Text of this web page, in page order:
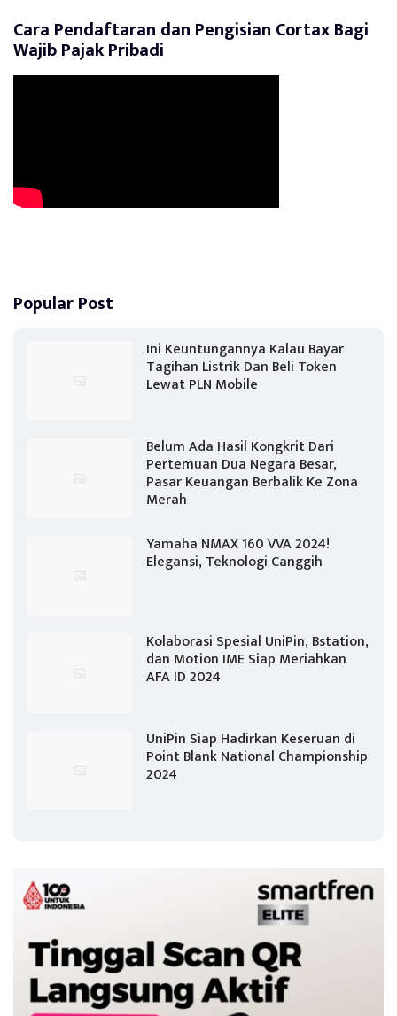
Cara Pendaftaran dan Pengisian Cortax Bagi
Wajib Pajak Pribadi
Popular Post
Ini Keuntungannya Kalau Bayar
Tagihan Listrik Dan Beli Token
Lewat PLN Mobile
Belum Ada Hasil Kongkrit Dari
Pertemuan Dua Negara Besar,
Pasar Keuangan Berbalik Ke Zona
Merah
Yamaha NMAX 160 VVA 2024!
Elegansi, Teknologi Canggih
Kolaborasi Spesial UniPin, Bstation,
dan Motion IME Siap Meriahkan
AFA ID 2024
UniPin Siap Hadirkan Keseruan di
Point Blank National Championship
2024